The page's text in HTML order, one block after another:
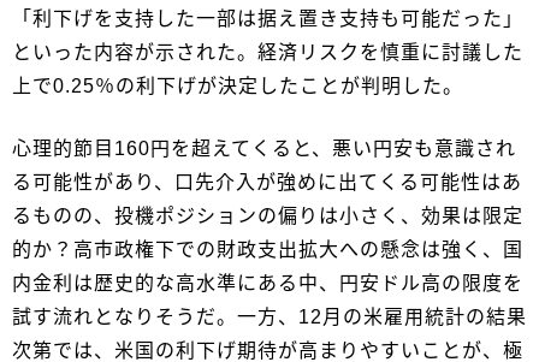
「利下げを支持した一部は据え置き支持も可能だった」
といった内容が示された。経済リスクを慎重に討議した
上で0.25％の利下げが決定したことが判明した。
心理的節目160円を超えてくると、悪い円安も意識され
る可能性があり、口先介入が強めに出てくる可能性はあ
るものの、投機ポジションの偏りは小さく、効果は限定
的か？高市政権下での財政支出拡大への懸念は強く、国
内金利は歴史的な高水準にある中、円安ドル高の限度を
試す流れとなりそうだ。一方、12月の米雇用統計の結果
次第では、米国の利下げ期待が高まりやすいことが、極